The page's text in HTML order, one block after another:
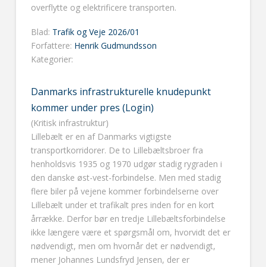
overflytte og elektrificere transporten.
Blad: Trafik og Veje 2026/01
Forfattere: Henrik Gudmundsson
Kategorier:
Danmarks infrastrukturelle knudepunkt
kommer under pres (Login)
(Kritisk infrastruktur)
Lillebælt er en af Danmarks vigtigste
transportkorridorer. De to Lillebæltsbroer fra
henholdsvis 1935 og 1970 udgør stadig rygraden i
den danske øst-vest-forbindelse. Men med stadig
flere biler på vejene kommer forbindelserne over
Lillebælt under et trafikalt pres inden for en kort
årrække. Derfor bør en tredje Lillebæltsforbindelse
ikke længere være et spørgsmål om, hvorvidt det er
nødvendigt, men om hvornår det er nødvendigt,
mener Johannes Lundsfryd Jensen, der er